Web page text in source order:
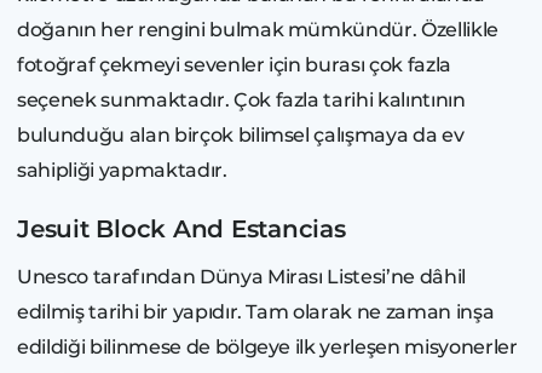
doğanın her rengini bulmak mümkündür. Özellikle
fotoğraf çekmeyi sevenler için burası çok fazla
seçenek sunmaktadır. Çok fazla tarihi kalıntının
bulunduğu alan birçok bilimsel çalışmaya da ev
sahipliği yapmaktadır.
Jesuit Block And Estancias
Unesco tarafından Dünya Mirası Listesi’ne dâhil
edilmiş tarihi bir yapıdır. Tam olarak ne zaman inşa
edildiği bilinmese de bölgeye ilk yerleşen misyonerler